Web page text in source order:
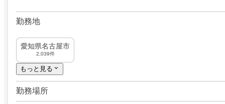
勤務地
愛知県名古屋市
2,039件
もっと見る
勤務場所